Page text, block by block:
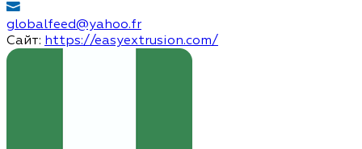
globalfeed@yahoo.fr
Сайт: https://easyextrusion.com/